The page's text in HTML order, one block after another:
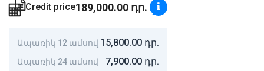
Credit price189,000.00 դր.
Ապառիկ 12 ամսով 15,800.00 դր.
Ապառիկ 24 ամսով 7,900.00 դր.